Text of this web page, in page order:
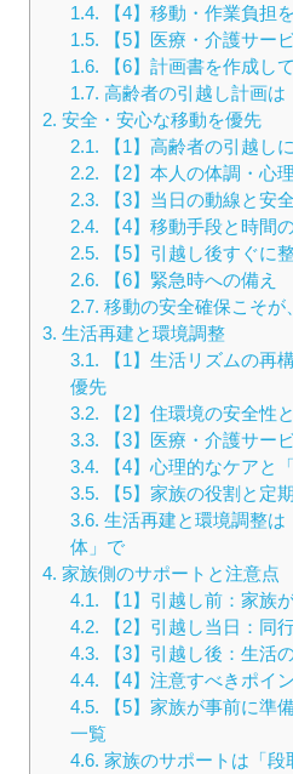
1.4. 【4】移動・作業負担
1.5. 【5】医療・介護サー
1.6. 【6】計画書を作成し
1.7. 高齢者の引越し計画は
2. 安全・安心な移動を優先
2.1. 【1】高齢者の引越し
2.2. 【2】本人の体調・心
2.3. 【3】当日の動線と安
2.4. 【4】移動手段と時間
2.5. 【5】引越し後すぐに
2.6. 【6】緊急時への備え
2.7. 移動の安全確保こそが
3. 生活再建と環境調整
3.1. 【1】生活リズムの再
優先
3.2. 【2】住環境の安全性
3.3. 【3】医療・介護サー
3.4. 【4】心理的なケアと
3.5. 【5】家族の役割と定
3.6. 生活再建と環境調整は
体」で
4. 家族側のサポートと注意点
4.1. 【1】引越し前：家族
4.2. 【2】引越し当日：同
4.3. 【3】引越し後：生活
4.4. 【4】注意すべきポイ
4.5. 【5】家族が事前に準
一覧
4.6. 家族のサポートは「